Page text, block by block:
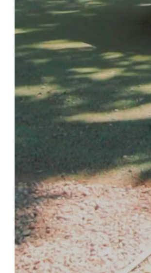
ONTVANGST
ACTIVITEITEN EN
ENTERTAINMENT
ENTERTAINMENT
AVOND-ENTERTAINMENT
MINICLUB-
ENTERTAINMENT
ZWEMBADVERMAAK